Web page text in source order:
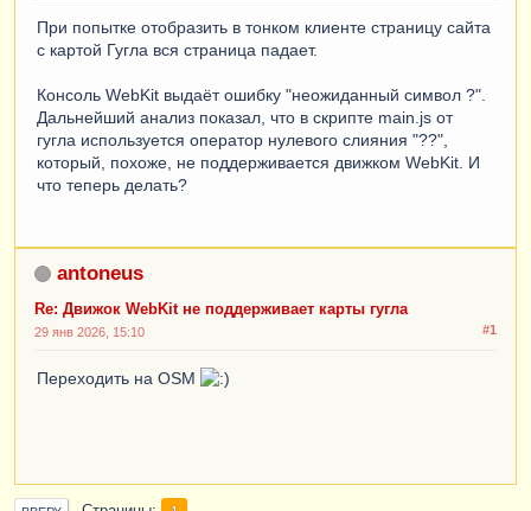
При попытке отобразить в тонком клиенте страницу сайта
с картой Гугла вся страница падает.
Консоль WebKit выдаёт ошибку "неожиданный символ ?".
Дальнейший анализ показал, что в скрипте main.js от
гугла используется оператор нулевого слияния "??",
который, похоже, не поддерживается движком WebKit. И
что теперь делать?
antoneus
Re: Движок WebKit не поддерживает карты гугла
#1
29 янв 2026, 15:10
Переходить на OSM